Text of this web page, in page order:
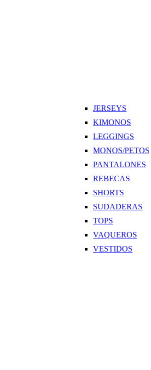
JERSEYS
KIMONOS
LEGGINGS
MONOS/PETOS
PANTALONES
REBECAS
SHORTS
SUDADERAS
TOPS
VAQUEROS
VESTIDOS